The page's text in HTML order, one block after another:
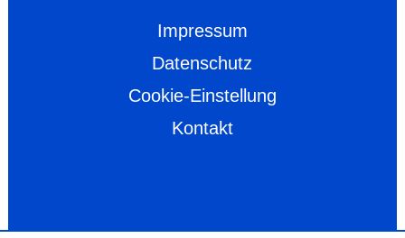
Impressum
Datenschutz
Cookie-Einstellung
Kontakt